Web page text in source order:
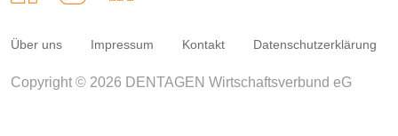
Über uns Impressum Kontakt Datenschutzerklärung
Copyright © 2026 DENTAGEN Wirtschaftsverbund eG